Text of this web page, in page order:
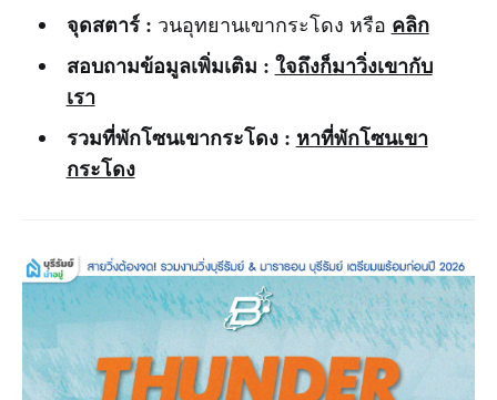
จุดสตาร์ : วนอุทยานเขากระโดง หรือ คลิก
สอบถามข้อมูลเพิ่มเติม : ใจถึงก็มาวิ่งเขากับ
เรา
รวมที่พักโซนเขากระโดง : หาที่พักโซนเขา
กระโดง